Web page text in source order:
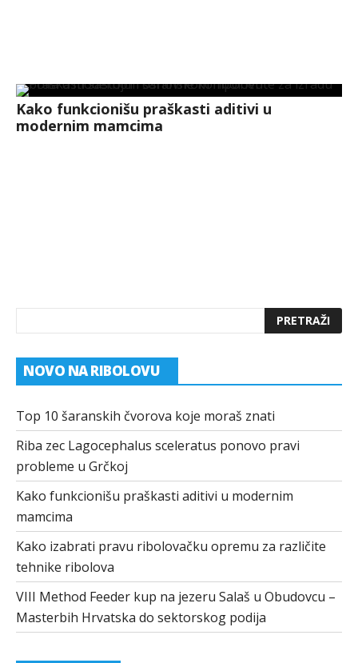
Kako funkcionišu praškasti aditivi u
modernim mamcima
NOVO NA RIBOLOVU
Top 10 šaranskih čvorova koje moraš znati
Riba zec Lagocephalus sceleratus ponovo pravi
probleme u Grčkoj
Kako funkcionišu praškasti aditivi u modernim
mamcima
Kako izabrati pravu ribolovačku opremu za različite
tehnike ribolova
VIII Method Feeder kup na jezeru Salaš u Obudovcu –
Masterbih Hrvatska do sektorskog podija